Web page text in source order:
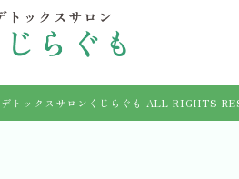
トックスサロンくじらぐも ALL RIGHTS